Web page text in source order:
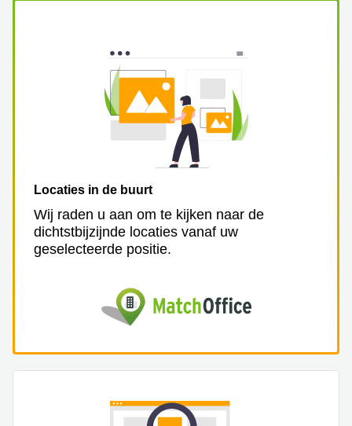
Locaties in de buurt
Wij raden u aan om te kijken naar de
dichtstbijzijnde locaties vanaf uw
geselecteerde positie.